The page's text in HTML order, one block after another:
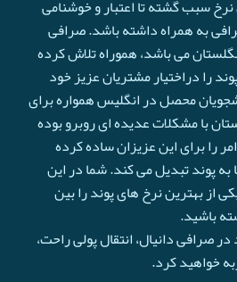
نرخ سبب گشته تا اعتبار و خوشنامی
به همراه داشته باشد. صرافی
می باشد، هموراه تلاش کرده
را دراختیار مشتریان عزیز خود
محصل در انگلیس همواره برای
با مشکلات عدیده ای روبرو بوده
را برای این عزیزان ساده کرده
پوند تبدیل می کند. شما در این
از بهترین نرخ های پوند را بین
باشید.
صرافی دانیال، انتقال پولی راحت،
خواهید کرد.